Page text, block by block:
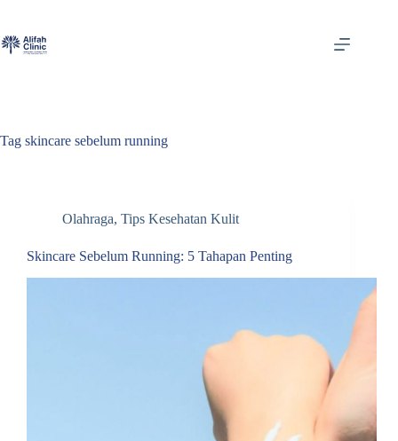
content
Tag skincare sebelum running
Olahraga, Tips Kesehatan Kulit
Skincare Sebelum Running: 5 Tahapan Penting